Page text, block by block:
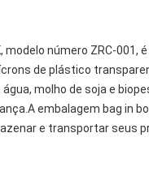
modelo número ZRC-
de plástico
molho de soja e
embalagem bag in
e transportar seus